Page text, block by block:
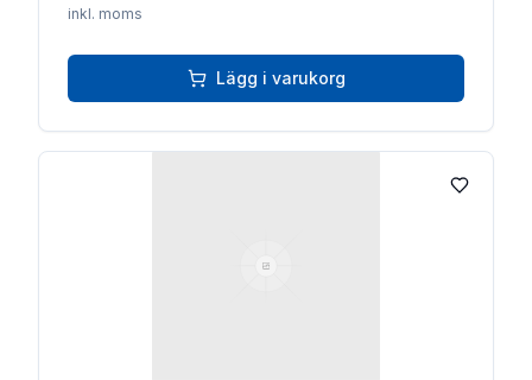
inkl. moms
Lägg i varukorg
Lägg till